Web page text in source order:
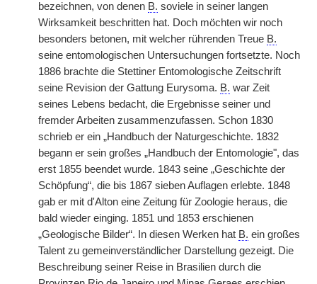
bezeichnen, von denen B. soviele in seiner langen
Wirksamkeit beschritten hat. Doch möchten wir noch
besonders betonen, mit welcher rührenden Treue B.
seine entomologischen Untersuchungen fortsetzte. Noch
1886 brachte die Stettiner Entomologische Zeitschrift
seine Revision der Gattung Eurysoma. B. war Zeit
seines Lebens bedacht, die Ergebnisse seiner und
fremder Arbeiten zusammenzufassen. Schon 1830
schrieb er ein „Handbuch der Naturgeschichte. 1832
begann er sein großes „Handbuch der Entomologie", das
erst 1855 beendet wurde. 1843 seine „Geschichte der
Schöpfung“, die bis 1867 sieben Auflagen erlebte. 1848
gab er mit d'Alton eine Zeitung für Zoologie heraus, die
bald wieder einging. 1851 und 1853 erschienen
„Geologische Bilder“. In diesen Werken hat B. ein großes
Talent zu gemeinverständlicher Darstellung gezeigt. Die
Beschreibung seiner Reise in Brasilien durch die